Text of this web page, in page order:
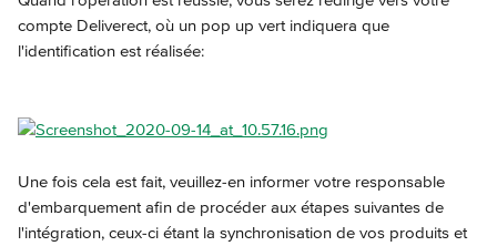
compte Deliverect, où un pop up vert indiquera que
l'identification est réalisée:
Une fois cela est fait, veuillez-en informer votre responsable
d'embarquement afin de procéder aux étapes suivantes de
l'intégration, ceux-ci étant la synchronisation de vos produits et